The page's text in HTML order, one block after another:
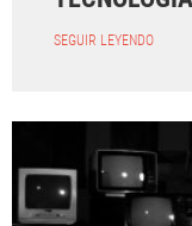
SEGUIR LEYENDO